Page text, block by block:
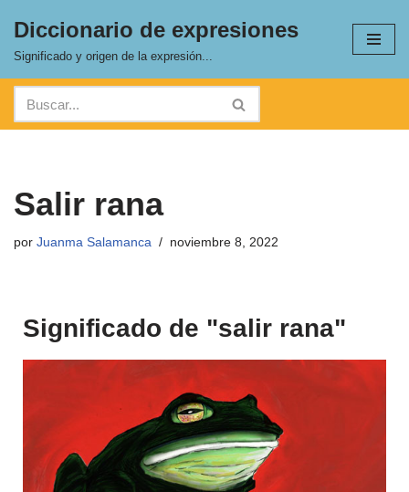
Saltar
contenido
Diccionario de expresiones
Significado y origen de la expresión...
Salir rana
por Juanma Salamanca noviembre 8, 2022
Significado de "salir rana"